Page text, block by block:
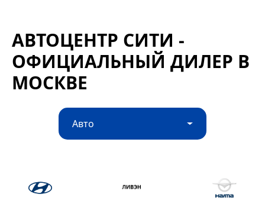
АВТОЦЕНТР СИТИ -
ОФИЦИАЛЬНЫЙ ДИЛЕР В
МОСКВЕ
Авто